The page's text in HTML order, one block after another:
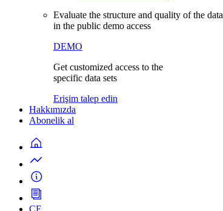
Evaluate the structure and quality of the data
in the public demo access
DEMO
Get customized access to the
specific data sets
Erişim talep edin
Hakkımızda
Abonelik al
CF